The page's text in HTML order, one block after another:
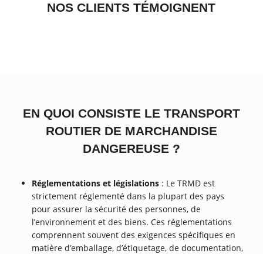
NOS CLIENTS TÉMOIGNENT
EN QUOI CONSISTE LE TRANSPORT
ROUTIER DE MARCHANDISE
DANGEREUSE ?
Réglementations et législations : Le TRMD est
strictement réglementé dans la plupart des pays
pour assurer la sécurité des personnes, de
l’environnement et des biens. Ces réglementations
comprennent souvent des exigences spécifiques en
matière d’emballage, d’étiquetage, de documentation,